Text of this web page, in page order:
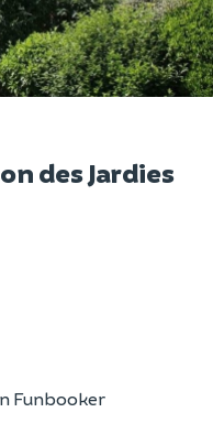
Ver fotos
des Jardies
Funbooker